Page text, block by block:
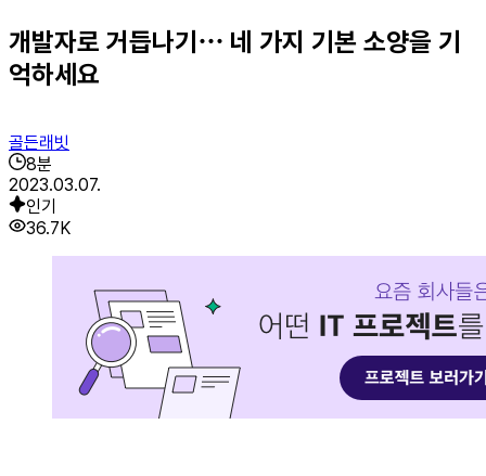
개발자로 거듭나기⋯ 네 가지 기본 소양을 기
억하세요
골든래빗
8분
2023.03.07.
인기
36.7K